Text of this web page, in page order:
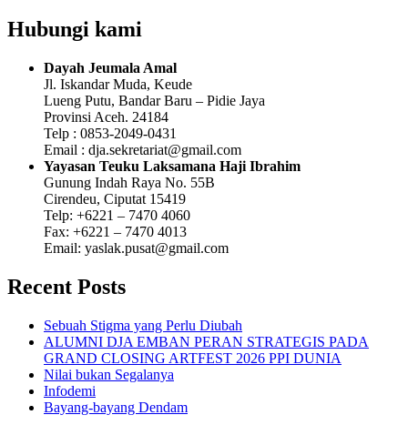
Hubungi kami
Dayah Jeumala Amal
Jl. Iskandar Muda, Keude
Lueng Putu, Bandar Baru – Pidie Jaya
Provinsi Aceh. 24184
Telp : 0853-2049-0431
Email : dja.sekretariat@gmail.com
Yayasan Teuku Laksamana Haji Ibrahim
Gunung Indah Raya No. 55B
Cirendeu, Ciputat 15419
Telp: +6221 – 7470 4060
Fax: +6221 – 7470 4013
Email: yaslak.pusat@gmail.com
Recent Posts
Sebuah Stigma yang Perlu Diubah
ALUMNI DJA EMBAN PERAN STRATEGIS PADA
GRAND CLOSING ARTFEST 2026 PPI DUNIA
Nilai bukan Segalanya
Infodemi
Bayang-bayang Dendam